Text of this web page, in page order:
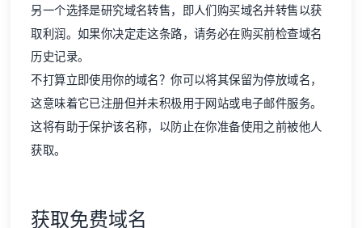
另一个选择是研究域名转售，即人们购买域名并转售以获
取利润。如果你决定走这条路，请务必在购买前检查域名
历史记录。
不打算立即使用你的域名？你可以将其保留为停放域名，
这意味着它已注册但并未积极用于网站或电子邮件服务。
这将有助于保护该名称，以防止在你准备使用之前被他人
获取。
获取免费域名